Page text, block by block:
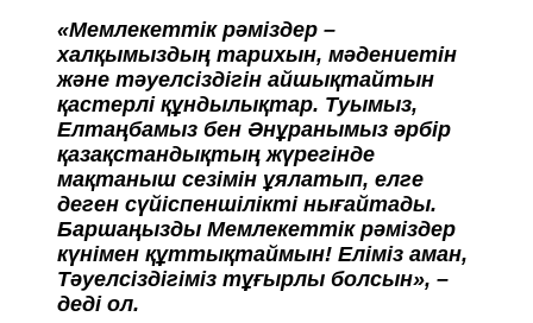
«Мемлекеттік рәміздер –
халқымыздың тарихын, мәдениетін
және тәуелсіздігін айшықтайтын
қастерлі құндылықтар. Туымыз,
Елтаңбамыз бен Әнұранымыз әрбір
қазақстандықтың жүрегінде
мақтаныш сезімін ұялатып, елге
деген сүйіспеншілікті нығайтады.
Баршаңызды Мемлекеттік рәміздер
күнімен құттықтаймын! Еліміз аман,
Тәуелсіздігіміз тұғырлы болсын», –
деді ол.